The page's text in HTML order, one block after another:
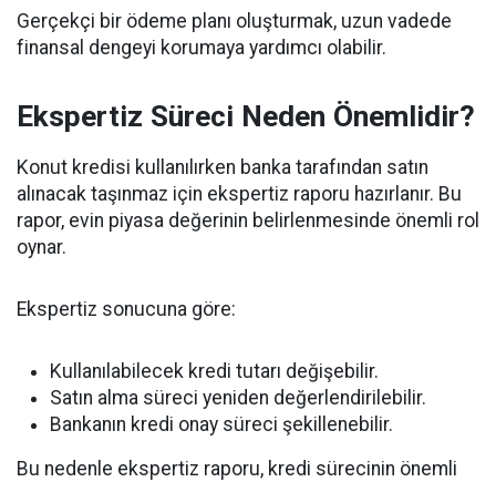
Gerçekçi bir ödeme planı oluşturmak, uzun vadede
finansal dengeyi korumaya yardımcı olabilir.
Ekspertiz Süreci Neden Önemlidir?
Konut kredisi kullanılırken banka tarafından satın
alınacak taşınmaz için ekspertiz raporu hazırlanır. Bu
rapor, evin piyasa değerinin belirlenmesinde önemli rol
oynar.
Ekspertiz sonucuna göre:
Kullanılabilecek kredi tutarı değişebilir.
Satın alma süreci yeniden değerlendirilebilir.
Bankanın kredi onay süreci şekillenebilir.
Bu nedenle ekspertiz raporu, kredi sürecinin önemli